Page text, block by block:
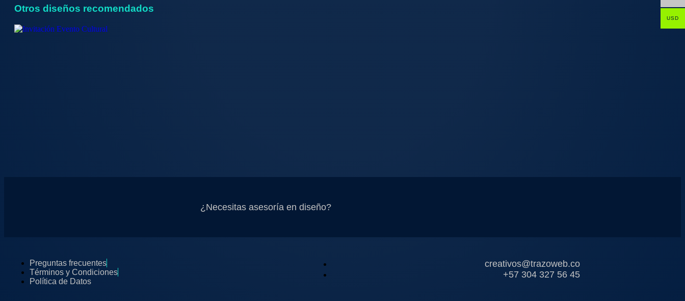
Otros diseños recomendados
¿Necesitas asesoría en diseño?
Preguntas frecuentes
Términos y Condiciones
Política de Datos
creativos@trazoweb.co
+57 304 327 56 45
USD